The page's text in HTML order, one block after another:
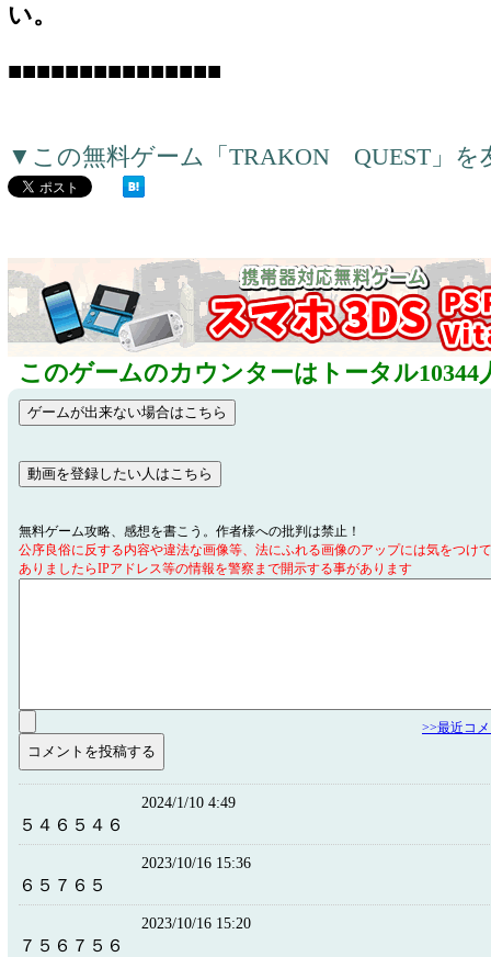
い。
■■■■■■■■■■■■■■■
▼この無料ゲーム「TRAKON QUEST」を
このゲームのカウンターはトータル10344
無料ゲーム攻略、感想を書こう。作者様への批判は禁止！
公序良俗に反する内容や違法な画像等、法にふれる画像のアップには気をつけ
ありましたらIPアドレス等の情報を警察まで開示する事があります
>>最近コ
2024/1/10 4:49
５４６５４６
2023/10/16 15:36
６５７６５
2023/10/16 15:20
７５６７５６